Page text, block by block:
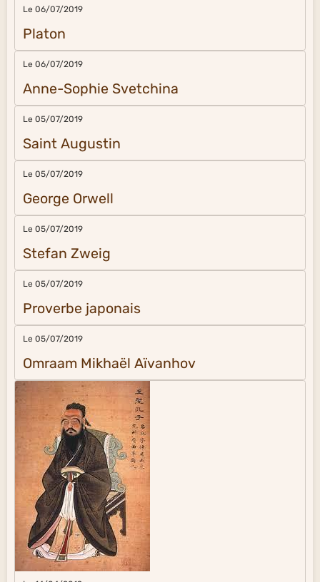
Le 06/07/2019
Platon
Le 06/07/2019
Anne-Sophie Svetchina
Le 05/07/2019
Saint Augustin
Le 05/07/2019
George Orwell
Le 05/07/2019
Stefan Zweig
Le 05/07/2019
Proverbe japonais
Le 05/07/2019
Omraam Mikhaël Aïvanhov